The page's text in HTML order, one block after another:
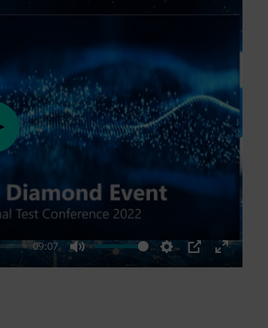
09:07
Mute Settings
PIP
Enter
Play